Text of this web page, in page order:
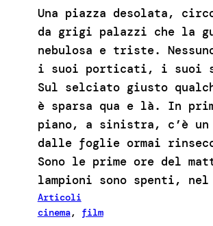
Una piazza desolata,
da grigi palazzi che la
nebulosa e triste.
i suoi porticati, i suoi
Sul selciato giusto
è sparsa qua e là. In
piano, a sinistra, c’è un
dalle foglie ormai
Sono le prime ore del
lampioni sono spenti, nel
Articoli
cinema, film